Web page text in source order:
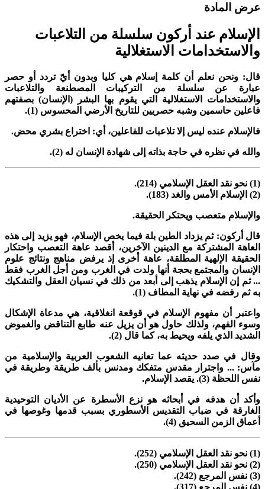
المادة
عند أركون سلسلة من التلاعبات
الاستغلالية
ونحن نعلم أن كلمة إسلام هي كليا وبدون أيّ تردد أو حصر
عن سلسلة من التركيبات المصطنعة والتلاعبات
الاستغلالية التي يقوم بها البشر (الإنسان) بصفتهم
حاسمين وشبه حصريين للتاريخ الأرضي المحسوس (1).
عنده ليس إلا تلاعبات للفاعلين، أي: اختراع بشري محض.
في نظره في حاجة بذاته إلى شهادة الإنسان له (2).
متعصب ويحتكر الحقيقة.
أركون: ثم يزداد الطين بلة فيما يخص الإسلام، فهو يزيد إلى هذه
المشتركة مع الدينين الآخرين، أقصد عاهة التعصب واحتكار
الإلهية المطلقة، عاهة أخرى إذ يرفض مناهج ونتائج علوم
والمجتمع بحجة أنها ولدت في الغرب ومن أجل الغرب فقط
ثم إن الإسلام يذهب إلى أبعد من ذلك في نسيان العقل والتشكيك
ثم رفضه في نهاية المطاف (1).
أن مفهوم الإسلام في قوقعة انغلاقية، هي مدعاة الإشكال
الفهم، ولذلك حاول هو أن يزيل عنه طابع التناقض والغموض
الذي يلفه ويحيط به، كما قال (2).
في صدد حديثه عما تعانيه الشعوب العربية والإسلامية من
... واجترار مقدس متفكك ومدنس بألف طريقة وطريقة في
اللحظة (3). يقصد الإسلام.
أن هدفه في أبحاثه هو نزع الأسطرة عن الأديان التوحيدية
في ضباب التقديس الأسطوري بسبب قدمها وغوصها في
الزمن السحيق (4).